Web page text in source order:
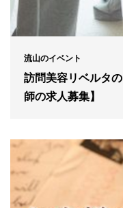
流山のイベント
訪問美容リベルタ
師の求人募集】